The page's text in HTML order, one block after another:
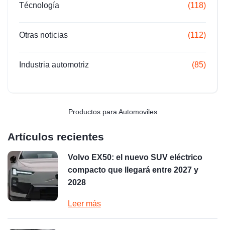
Técnología (118)
Otras noticias (112)
Industria automotriz (85)
Productos para Automoviles
Artículos recientes
Volvo EX50: el nuevo SUV eléctrico
compacto que llegará entre 2027 y
2028
Leer más